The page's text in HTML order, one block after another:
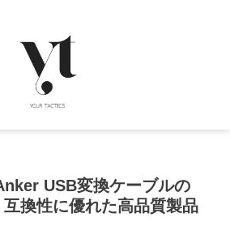
USB変換ケーブルの
換性に優れた高品質製品